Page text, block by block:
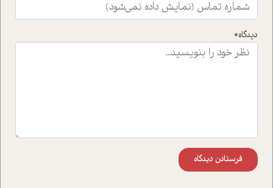
دیدگاه*
فرستادن دیدگاه